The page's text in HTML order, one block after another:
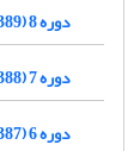
دوره 8 (1389)
دوره 7 (1388)
دوره 6 (1387)